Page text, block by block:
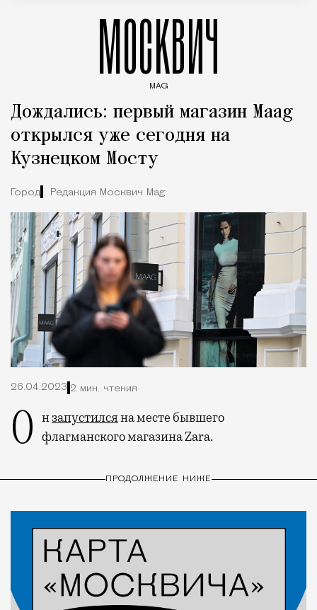
МОСКВИЧ
MAG
Дождались: первый магазин Maag
открылся уже сегодня на
Кузнецком Мосту
Город Редакция Москвич Mag
26.04.2023 2 мин. чтения
Онзапустилсяна месте бывшего
флагманского магазина Zara.
ПРОДОЛЖЕНИЕ НИЖЕ